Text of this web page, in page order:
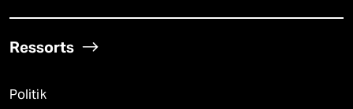
Ressorts
Politik